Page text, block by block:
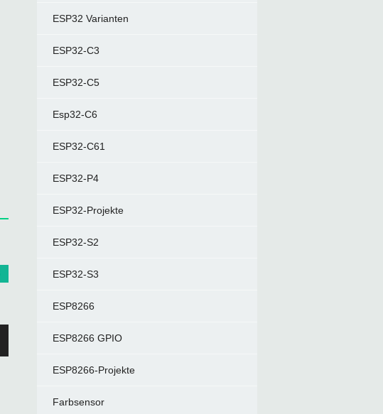
ESP32 Varianten
ESP32-C3
ESP32-C5
Esp32-C6
ESP32-C61
ESP32-P4
ESP32-Projekte
ESP32-S2
ESP32-S3
ESP8266
ESP8266 GPIO
ESP8266-Projekte
Farbsensor